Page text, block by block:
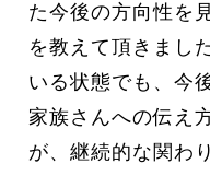
た今後の方向性を
を教えて頂きまし
いる状態でも、今
家族さんへの伝え
が、継続的な関わ